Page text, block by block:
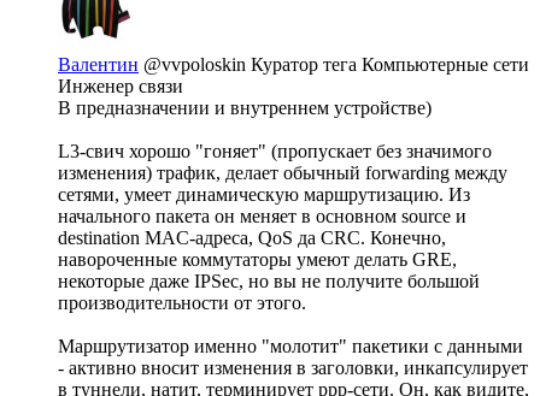
Валентин @vvpoloskin Куратор тега Компьютерные сети
Инженер связи
В предназначении и внутреннем устройстве)
L3-свич хорошо "гоняет" (пропускает без значимого
изменения) трафик, делает обычный forwarding между
сетями, умеет динамическую маршрутизацию. Из
начального пакета он меняет в основном source и
destination MAC-адреса, QoS да CRC. Конечно,
навороченные коммутаторы умеют делать GRE,
некоторые даже IPSec, но вы не получите большой
производительности от этого.
Маршрутизатор именно "молотит" пакетики с данными
- активно вносит изменения в заголовки, инкапсулирует
в туннели, натит, терминирует ppp-сети. Он, как видите,